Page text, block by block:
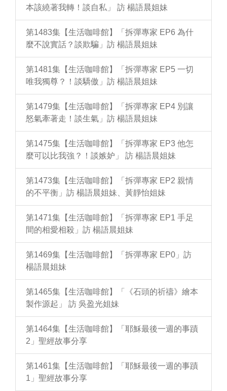
本該繞著我轉！談自私」 訪 楊語晨姐妹
第1483集【生活咖啡館】「拆彈專家 EP6 為什
麼不說實話？談欺騙」訪 楊語晨姐妹
第1481集【生活咖啡館】「拆彈專家 EP5 一切
唯我獨尊？！談驕傲」訪 楊語晨姐妹
第1479集【生活咖啡館】「拆彈專家 EP4 別讓
怒氣牽著走！談生氣」訪 楊語晨姐妹
第1475集【生活咖啡館】「拆彈專家 EP3 他怎
麼可以比我強？！談嫉妒」 訪 楊語晨姐妹
第1473集【生活咖啡館】「拆彈專家 EP2 親情
的不平衡」訪 楊語晨姐妹、黃靜怡姐妹
第1471集【生活咖啡館】「拆彈專家 EP1 手足
間的相愛相殺」訪 楊語晨姐妹
第1469集【生活咖啡館】「拆彈專家 EP0」訪
楊語晨姐妹
第1465集【生活咖啡館】「《石頭的祈禱》繪本
製作源起」 訪 吳盈光姐妹
第1464集【生活咖啡館】「耶穌最後一週的事蹟
2」聖經故事分享
第1461集【生活咖啡館】「耶穌最後一週的事蹟
1」聖經故事分享